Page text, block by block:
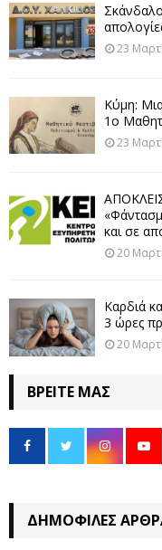
23
Κύμη:
1ο
23
και σε
20
Καρδιά
3 ώρες
20
ΒΡΕΊΤΕ ΜΑΣ
ΔΗΜΟΦΙΛΈΣ